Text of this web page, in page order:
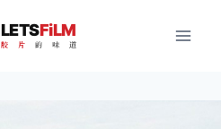
LETSFiLM
胶 片 的 味 道